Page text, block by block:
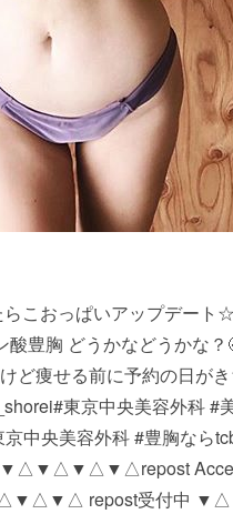
こおっぱいアップデート
豊胸 どうかなどうかな
ど痩せる前に予約の日が
東京中央美容外科 #
中央美容外科 #豊胸なら
repost
▼△▼△▼△ repost受付中